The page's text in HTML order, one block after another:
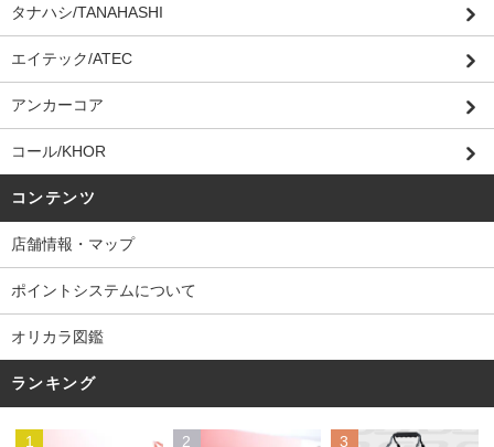
タナハシ/TANAHASHI
エイテック/ATEC
アンカーコア
コール/KHOR
コンテンツ
店舗情報・マップ
ポイントシステムについて
オリカラ図鑑
ランキング
1 2 3